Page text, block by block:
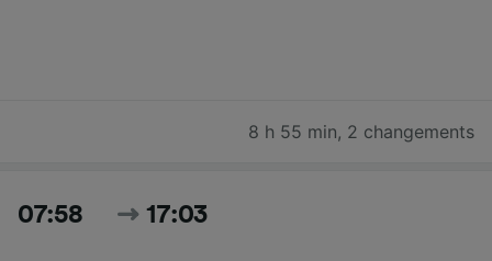
8 h 55 min, 2 changements
07:58 17:03